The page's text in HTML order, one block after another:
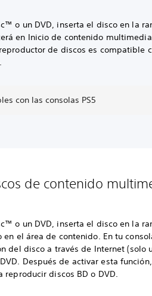
o un DVD, inserta el disco en la
en Inicio de contenido
de discos es compatible
con las consolas PS5
de contenido
o un DVD, inserta el disco en la
el área de contenido. En tu
del disco a través de Internet (solo
Después de activar esta
reproducir discos BD o DVD.